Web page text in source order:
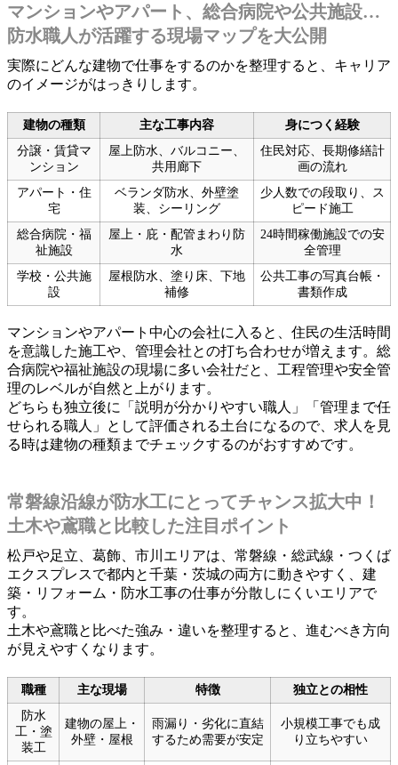
マンションやアパート、総合病院や公共施設…
防水職人が活躍する現場マップを大公開
実際にどんな建物で仕事をするのかを整理すると、キャリア
のイメージがはっきりします。
建物の種類 主な工事内容
身につく経験
分譲・賃貸マ
ンション
屋上防水、バルコニー、
共用廊下
住民対応、長期修繕計
画の流れ
アパート・住
宅
ベランダ防水、外壁塗
装、シーリング
少人数での段取り、ス
ピード施工
総合病院・福
祉施設
屋上・庇・配管まわり防
水
24時間稼働施設での安
全管理
学校・公共施
設
屋根防水、塗り床、下地
補修
公共工事の写真台帳・
書類作成
マンションやアパート中心の会社に入ると、住民の生活時間
を意識した施工や、管理会社との打ち合わせが増えます。総
合病院や福祉施設の現場に多い会社だと、工程管理や安全管
理のレベルが自然と上がります。
どちらも独立後に「説明が分かりやすい職人」「管理まで任
せられる職人」として評価される土台になるので、求人を見
る時は建物の種類までチェックするのがおすすめです。
常磐線沿線が防水工にとってチャンス拡大中！
土木や鳶職と比較した注目ポイント
松戸や足立、葛飾、市川エリアは、常磐線・総武線・つくば
エクスプレスで都内と千葉・茨城の両方に動きやすく、建
築・リフォーム・防水工事の仕事が分散しにくいエリアで
す。
土木や鳶職と比べた強み・違いを整理すると、進むべき方向
が見えやすくなります。
職種 主な現場 特徴
独立との相性
防水
工・塗
装工
建物の屋上・
外壁・屋根
雨漏り・劣化に直結
するため需要が安定
小規模工事でも成
り立ちやすい